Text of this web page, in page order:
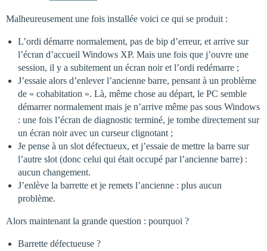
Malheureusement une fois installée voici ce qui se produit :
L’ordi démarre normalement, pas de bip d’erreur, et arrive sur
l’écran d’accueil Windows XP. Mais une fois que j’ouvre une
session, il y a subitement un écran noir et l’ordi redémarre ;
J’essaie alors d’enlever l’ancienne barre, pensant à un problème
de « cohabitation ». Là, même chose au départ, le PC semble
démarrer normalement mais je n’arrive même pas sous Windows
: une fois l’écran de diagnostic terminé, je tombe directement sur
un écran noir avec un curseur clignotant ;
Je pense à un slot défectueux, et j’essaie de mettre la barre sur
l’autre slot (donc celui qui était occupé par l’ancienne barre) :
aucun changement.
J’enlève la barrette et je remets l’ancienne : plus aucun
problème.
Alors maintenant la grande question : pourquoi ?
Barrette défectueuse ?